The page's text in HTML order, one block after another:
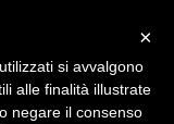
×
si avvalgono
alle finalità illustrate
negare il consenso